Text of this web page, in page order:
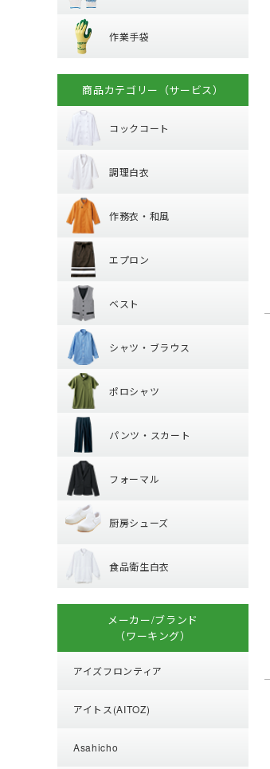
作業手袋
商品カテゴリー（サービス）
コックコート
調理白衣
作務衣・和風
エプロン
ベスト
シャツ・ブラウス
ポロシャツ
パンツ・スカート
フォーマル
厨房シューズ
食品衛生白衣
メーカー/ブランド
（ワーキング）
アイズフロンティア
アイトス(AITOZ)
Asahicho